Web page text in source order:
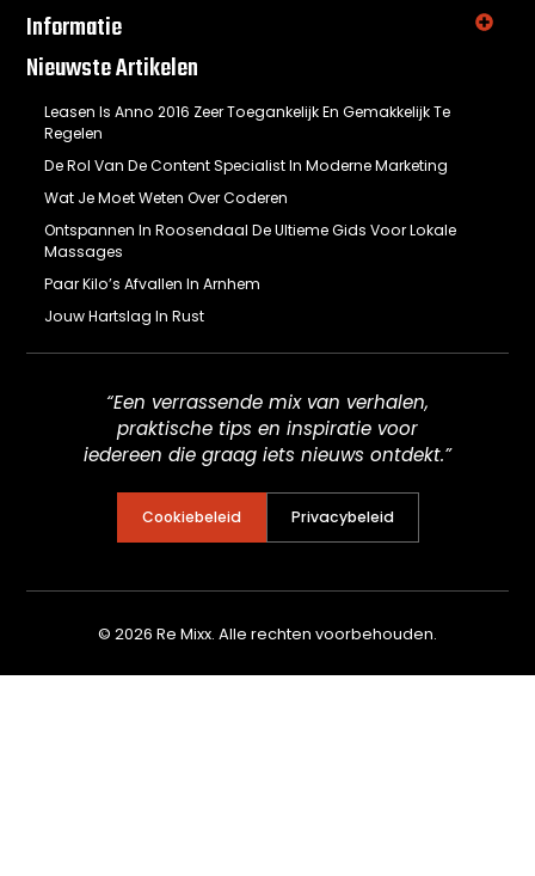
Informatie
Nieuwste Artikelen
Leasen Is Anno 2016 Zeer Toegankelijk En Gemakkelijk Te
Regelen
De Rol Van De Content Specialist In Moderne Marketing
Wat Je Moet Weten Over Coderen
Ontspannen In Roosendaal De Ultieme Gids Voor Lokale
Massages
Paar Kilo’s Afvallen In Arnhem
Jouw Hartslag In Rust
“Een verrassende mix van verhalen,
praktische tips en inspiratie voor
iedereen die graag iets nieuws ontdekt.”
Cookiebeleid Privacybeleid
© 2026 Re Mixx. Alle rechten voorbehouden.